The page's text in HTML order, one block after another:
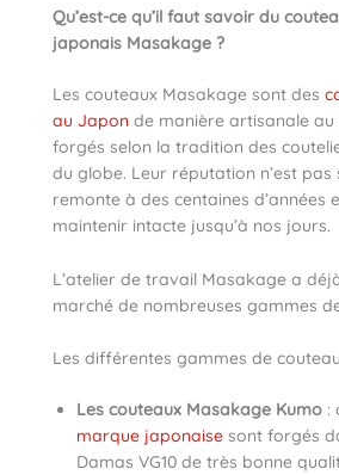
Qu’est-ce qu’il faut savoir du
japonais Masakage ?
Les couteaux Masakage sont des
au Japon de manière artisanale
forgés selon la tradition des
du globe. Leur réputation n’est pas
remonte à des centaines d’années
maintenir intacte jusqu’à nos jours.
L’atelier de travail Masakage a
marché de nombreuses gammes
Les différentes gammes de
Les couteaux Masakage Kumo :
marque japonaise sont forgés
Damas VG10 de très bonne